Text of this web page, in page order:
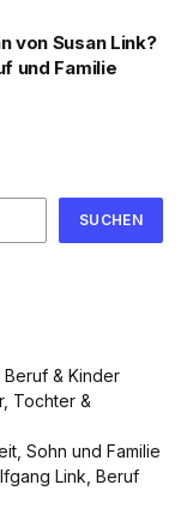
von Susan Link?
und Familie
SUCHEN
Beruf & Kinder
Tochter &
Sohn und Familie
Link, Beruf